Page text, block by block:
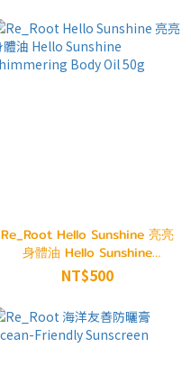
Re_Root Hello Sunshine 亮亮
身體油 Hello Sunshine
Shimmering Body Oil 50g
NT$500